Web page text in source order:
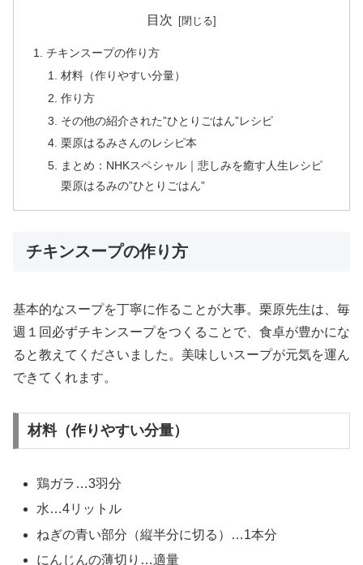
目次
チキンスープの作り方
材料（作りやすい分量）
作り方
その他の紹介された”ひとりごはん”レシピ
栗原はるみさんのレシピ本
まとめ：NHKスペシャル｜悲しみを癒す人生レシピ
栗原はるみの”ひとりごはん”
チキンスープの作り方
基本的なスープを丁寧に作ることが大事。栗原先生は、毎
週１回必ずチキンスープをつくることで、食卓が豊かにな
ると教えてくださいました。美味しいスープが元気を運ん
できてくれます。
材料（作りやすい分量）
鶏ガラ…3羽分
水…4リットル
ねぎの青い部分（縦半分に切る）…1本分
にんじんの薄切り…適量